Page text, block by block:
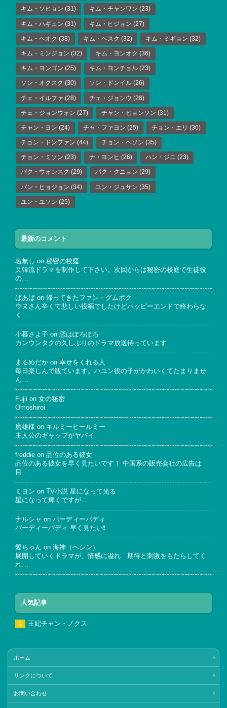
キム・ソヒョン (31) キム・チャンワン (23)
キム・ハギュン (31) キム・ヒジョン (27)
キム・ヘオク (38) キム・ヘスク (32) キム・ミギョン (32)
キム・ミンジョン (32) キム・ヨンオク (36)
キム・ヨンゴン (25) キム・ヨンチョル (23)
ソン・オクスク (30) ソン・ドンイル (26)
チェ・イルファ (28) チェ・ジョンウ (28)
チェ・ジョンウォン (27) チャン・ヒョンソン (31)
チャン・ヨン (24) チャ・ファヨン (25) チョン・エリ (30)
チョン・ドンファン (44) チョン・ヘソン (35)
チョン・ミソン (23) ナ・ヨンヒ (26) ハン・ジニ (23)
パク・ウォンスク (29) パク・クニョン (29)
パン・ヒョジョン (34) ユン・ジュサン (35)
ユン・ユソン (25)
最新のコメント
名無し on 秘密の校庭
又韓流ドラマを制作して下さい。次回からは秘密の校庭で生徒役
の…
ばあば on 帰ってきたファン・グムボク
ウヌさん辛くて悲しい役柄でしたけどハッピーエンドで終わらな
く…
小暮さよ子 on 恋はぽろぽろ
カンウンタクの久しぶりのドラマ放送待っています
まるめだか on 幸せをくれる人
毎日楽しんで観ています。ハユン役の子がかわいくてたまりませ
ん…
Fujii on 女の秘密
Omoshiroi
磨雄様 on キルミーヒールミー
主人公のギャップがヤバイ
freddie on 品位のある彼女
品位のある彼女を早く見たいです！ 中国系の販売会社の広告は
目…
ミヨン on TV小説 星になって光る
星になって輝くですが…
ナルシャ on バーディーバディ
バーディーバディ 早く見たい❗
愛ちゃん on 海神（ヘシン）
展開していくドラマが、情感に溢れ 期待と刺激をもたらしてく
れ…
人気記事
王妃チャン・ノクス
ホーム
リンクについて
お問い合わせ